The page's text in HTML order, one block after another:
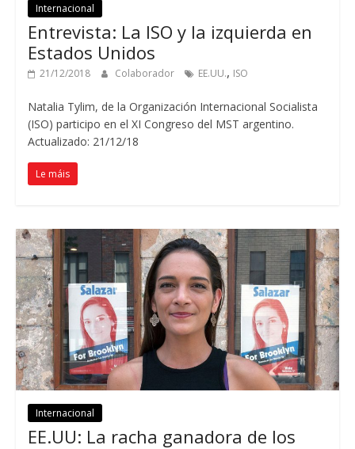
Internacional
Entrevista: La ISO y la izquierda en
Estados Unidos
21/12/2018 Colaborador EE.UU., ISO
Natalia Tylim, de la Organización Internacional Socialista
(ISO) participo en el XI Congreso del MST argentino.
Actualizado: 21/12/18
Le máis
Internacional
EE.UU: La racha ganadora de los